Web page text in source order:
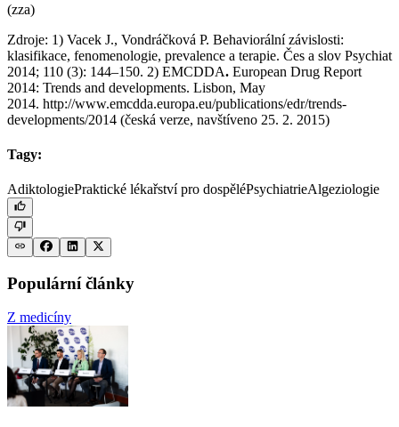
(zza)
Zdroje: 1) Vacek J., Vondráčková P. Behaviorální závislosti:
klasifikace, fenomenologie, prevalence a terapie. Čes a slov Psychiat
2014; 110 (3): 144–150. 2) EMCDDA. European Drug Report
2014: Trends and developments. Lisbon, May
2014. http://www.emcdda.europa.eu/publications/edr/trends-
developments/2014 (česká verze, navštíveno 25. 2. 2015)
Tagy:
AdiktologiePraktické lékařství pro dospěléPsychiatrieAlgeziologie
Populární články
Z medicíny